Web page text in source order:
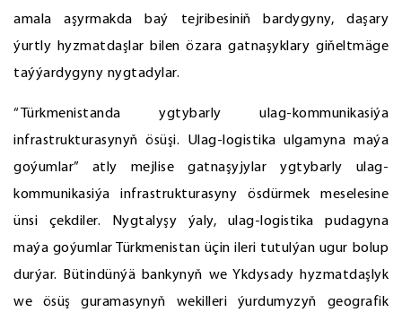
amala aşyrmakda baý tejribesiniň bardygyny, daşary
ýurtly hyzmatdaşlar bilen özara gatnaşyklary giňeltmäge
taýýardygyny nygtadylar.
“Türkmenistanda ygtybarly ulag-kommunikasiýa
infrastrukturasynyň ösüşi. Ulag-logistika ulgamyna maýa
goýumlar” atly mejlise gatnaşyjylar ygtybarly ulag-
kommunikasiýa infrastrukturasyny ösdürmek meselesine
ünsi çekdiler. Nygtalyşy ýaly, ulag-logistika pudagyna
maýa goýumlar Türkmenistan üçin ileri tutulýan ugur bolup
durýar. Bütindünýä bankynyň we Ykdysady hyzmatdaşlyk
we ösüş guramasynyň wekilleri ýurdumyzyň geografik